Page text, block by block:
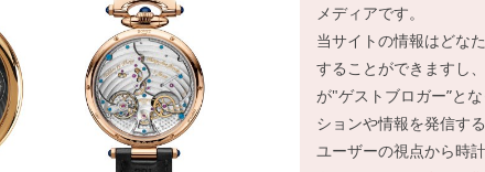
メディアです。
当サイトの情報はどな
することができますし
が"ゲストブロガー”と
ションや情報を発信す
ユーザーの視点から時